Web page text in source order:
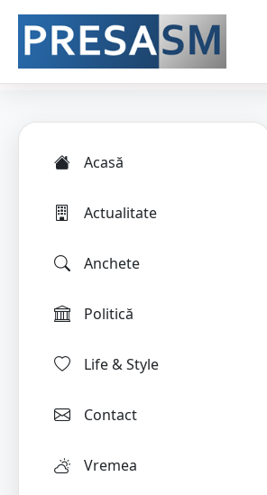
Acasă
Actualitate
Anchete
Politică
Life & Style
Contact
Vremea